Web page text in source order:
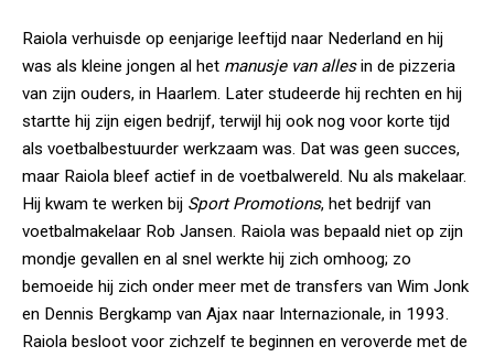
Raiola verhuisde op eenjarige leeftijd naar Nederland en hij
was als kleine jongen al het manusje van allesin de pizzeria
van zijn ouders, in Haarlem. Later studeerde hij rechten en hij
startte hij zijn eigen bedrijf, terwijl hij ook nog voor korte tijd
als voetbalbestuurder werkzaam was. Dat was geen succes,
maar Raiola bleef actief in de voetbalwereld. Nu als makelaar.
Hij kwam te werken bij Sport Promotions, het bedrijf van
voetbalmakelaar Rob Jansen. Raiola was bepaald niet op zijn
mondje gevallen en al snel werkte hij zich omhoog; zo
bemoeide hij zich onder meer met de transfers van Wim Jonk
en Dennis Bergkamp van Ajax naar Internazionale, in 1993.
Raiola besloot voor zichzelf te beginnen en veroverde met de